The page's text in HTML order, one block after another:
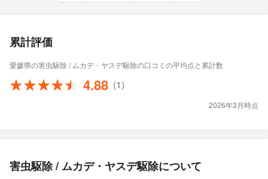
累計評価
愛媛県の害虫駆除 / ムカデ・ヤスデ駆除の口コミの平均点と累計数
4.88 (1)
2026年3月時点
害虫駆除 / ムカデ・ヤスデ駆除について